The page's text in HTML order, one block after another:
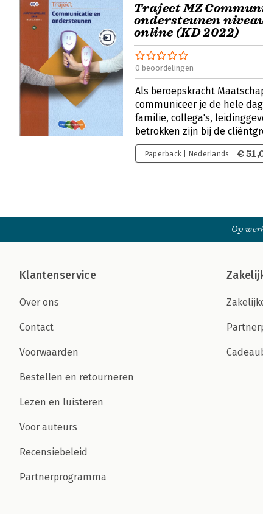
Traject MZ
ondersteunen
online (KD 2022)
0 beoordelingen
Als beroepskracht
communiceer je de hele
familie, collega's,
betrokken zijn bij de
Paperback | Nederlands €
Op
Klantenservice
Over ons
Contact
Voorwaarden
Bestellen en retourneren
Lezen en luisteren
Voor auteurs
Recensiebeleid
Partnerprogramma